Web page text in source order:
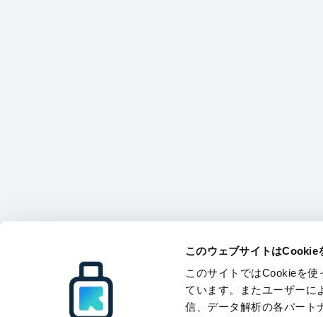
このウェブサイトはCookie
このサイトではCookieを
ています。またユーザーに
信、データ解析の各パート